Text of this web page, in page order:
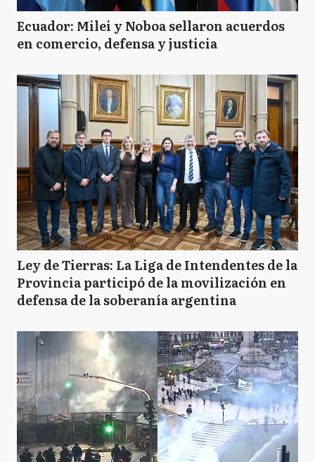
Ecuador: Milei y Noboa sellaron acuerdos
en comercio, defensa y justicia
Ley de Tierras: La Liga de Intendentes de la
Provincia participó de la movilización en
defensa de la soberanía argentina